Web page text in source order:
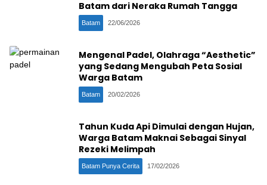
Batam dari Neraka Rumah Tangga
Batam 22/06/2026
Mengenal Padel, Olahraga “Aesthetic”
yang Sedang Mengubah Peta Sosial
Warga Batam
Batam 20/02/2026
Tahun Kuda Api Dimulai dengan Hujan,
Warga Batam Maknai Sebagai Sinyal
Rezeki Melimpah
Batam Punya Cerita 17/02/2026